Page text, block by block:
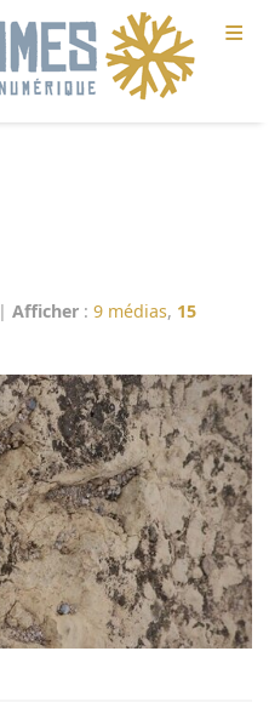
≡
|Afficher :9 médias, 15